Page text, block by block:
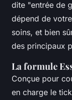
dite "entrée de
dépend de
soins, et bien
des principaux
La formule
Conçue pour
en charge le